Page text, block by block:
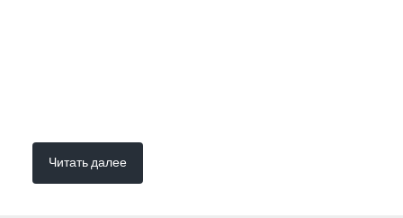
Читать далее